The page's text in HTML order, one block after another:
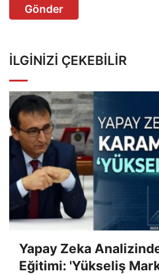
Gönder
İLGINIZI ÇEKEBILIR
Yapay Zeka
Eğitimi: 'Yükseliş